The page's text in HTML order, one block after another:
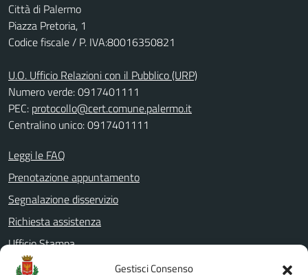
Gestisci Consenso
Città di Palermo
Piazza Pretoria, 1
Codice fiscale / P. IVA:80016350821
U.O. Ufficio Relazioni con il Pubblico (URP)
Numero verde: 0917401111
PEC: protocollo@cert.comune.palermo.it
Centralino unico: 0917401111
Leggi le FAQ
Prenotazione appuntamento
Segnalazione disservizio
Richiesta assistenza
Ufficio Stampa
Amministrazione Trasparente